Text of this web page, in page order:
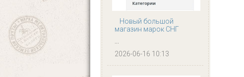
Новый большой
магазин марок СНГ
...
2026-06-16 10:13